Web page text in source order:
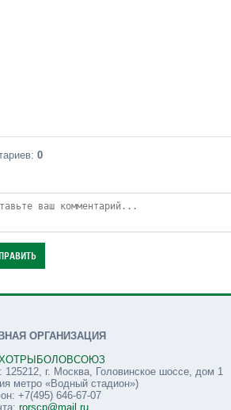
: 0
ОРГАНИЗАЦИЯ
125212, г. Москва, Головинское шоссе, дом 1
метро «Водный стадион»)
+7(495) 646-67-07
rorscp@mail.ru